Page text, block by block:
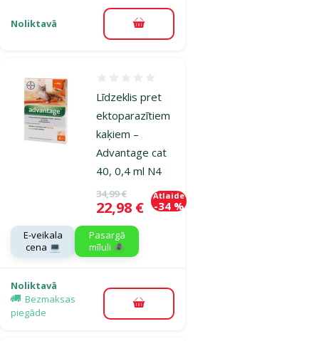
Noliktavā Pievienot grozam
Līdzeklis pret
ektoparazītiem
kaķiem –
Advantage cat
40, 0,4 ml N4
Oriģinālā cena
34,99 €
Cena
22,98 €
Atlaide
-34 %
E-veikala
cena 💻
Pasargā
mīluli 🕷️
Noliktavā
Bezmaksas
piegāde
Pievienot grozam